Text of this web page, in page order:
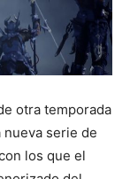
otra temporada
nueva serie de
los que el